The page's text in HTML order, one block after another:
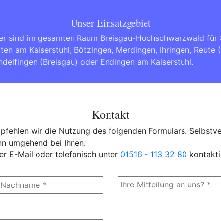
Unser Einsatzgebiet
sind im gesamten Raum Breisgau-Hochschwarzwald
am Kaiserstuhl, Bötzingen, Merdingen, Ihringen, Reute
(Breisgau) oder Endingen am Kaiserstuhl.
Kontakt
wir die Nutzung des folgenden Formulars.
umgehend bei Ihnen.
E-Mail oder telefonisch unter 01516 - 113 32 80